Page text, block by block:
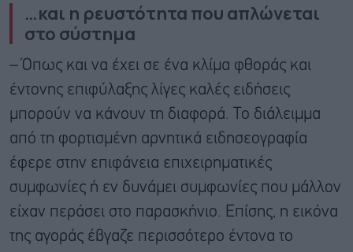
…και η ρευστότητα που απλώνεται
στο σύστημα
– Όπως και να έχει σε ένα κλίμα φθοράς και
έντονης επιφύλαξης λίγες καλές ειδήσεις
μπορούν να κάνουν τη διαφορά. Το διάλειμμα
από τη φορτισμένη αρνητικά ειδησεογραφία
έφερε στην επιφάνεια επιχειρηματικές
συμφωνίες ή εν δυνάμει συμφωνίες που μάλλον
είχαν περάσει στο παρασκήνιο. Επίσης, η εικόνα
της αγοράς έβγαζε περισσότερο έντονα το